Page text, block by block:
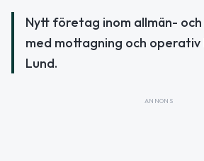
Nytt företag inom allmän-
med mottagning och operativ
Lund.
ANNONS